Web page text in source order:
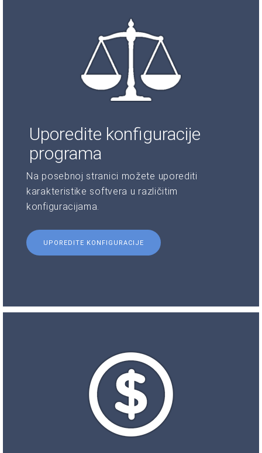
Uporedite konfiguracije
programa
Na posebnoj stranici možete uporediti
karakteristike softvera u različitim
konfiguracijama.
UPOREDITE KONFIGURACIJE